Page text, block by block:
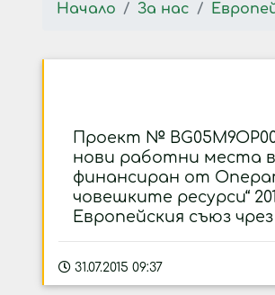
Начало За нас
Проект №
нови работни места
финансиран от
човешките ресурси“
Европейския съюз
31.07.2015 09:37